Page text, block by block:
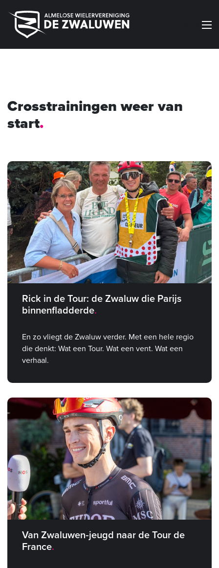
Crosstrainingen weer van
start
Rick in de Tour: de Zwaluw die Parijs
binnenfladderde
En zo vliegt de Zwaluw verder. Met een hele regio
die denkt: Wat een Tour. Wat een vent. Wat een
verhaal.
Van Zwaluwen‑jeugd naar de Tour de
France